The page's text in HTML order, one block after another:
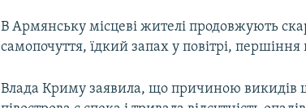
В Армянську місцеві жителі продовжують
самопочуття, їдкий запах у повітрі, першіння
Влада Криму заявила, що причиною викидів